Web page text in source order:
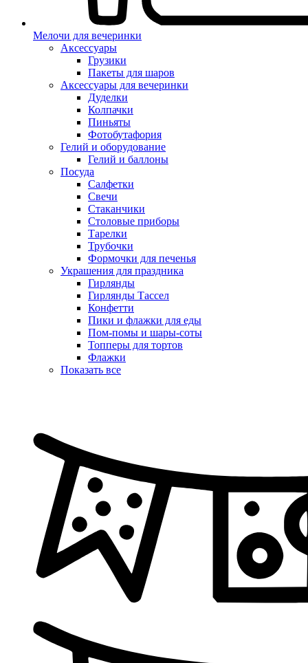
Мелочи для вечеринки
Аксессуары
Грузики
Пакеты для шаров
Аксессуары для вечеринки
Дуделки
Колпачки
Пиньяты
Фотобутафория
Гелий и оборудование
Гелий и баллоны
Посуда
Салфетки
Свечи
Стаканчики
Столовые приборы
Тарелки
Трубочки
Формочки для печенья
Украшения для праздника
Гирлянды
Гирлянды Тассел
Конфетти
Пики и флажки для еды
Пом-помы и шары-соты
Топперы для тортов
Флажки
Показать все